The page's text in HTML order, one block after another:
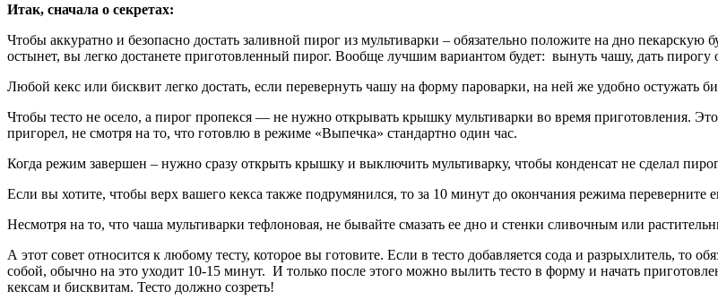
Итак, сначала о секретах:
Чтобы аккуратно и безопасно достать заливной пирог из мультиварки – обязательно положите на дно
остынет, вы легко достанете приготовленный пирог. Вообще лучшим вариантом будет: вынуть чашу, дать пирогу
Любой кекс или бисквит легко достать, если перевернуть чашу на форму пароварки, на ней же удобно остужать
Чтобы тесто не осело, а пирог пропекся — не нужно открывать крышку мультиварки во время приготовления.
пригорел, не смотря на то, что готовлю в режиме «Выпечка» стандартно один час.
Когда режим завершен – нужно сразу открыть крышку и выключить мультиварку, чтобы конденсат не сделал
Если вы хотите, чтобы верх вашего кекса также подрумянился, то за 10 минут до окончания режима переверните
Несмотря на то, что чаша мультиварки тефлоновая, не бывайте смазать ее дно и стенки сливочным или
А этот совет относится к любому тесту, которое вы готовите. Если в тесто добавляется сода и разрыхлитель, то
собой, обычно на это уходит 10-15 минут. И только после этого можно вылить тесто в форму и начать
кексам и бисквитам. Тесто должно созреть!